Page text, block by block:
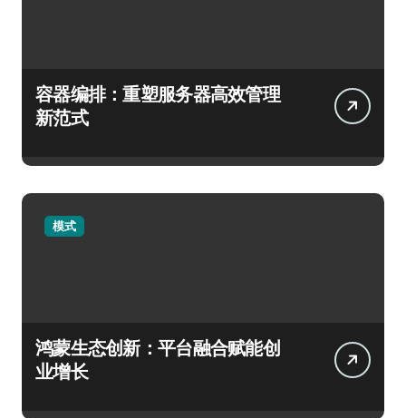
容器编排：重塑服务器高效管理
新范式
模式
鸿蒙生态创新：平台融合赋能创
业增长